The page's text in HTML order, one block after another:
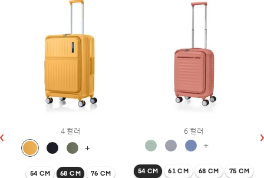
4 컬러
+
54 CM 68 CM 76 CM
6 컬러
+
54 CM 61 CM 68 CM 75 CM